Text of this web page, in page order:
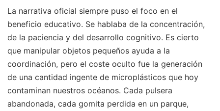
La narrativa oficial siempre puso el foco en el
beneficio educativo. Se hablaba de la concentración,
de la paciencia y del desarrollo cognitivo. Es cierto
que manipular objetos pequeños ayuda a la
coordinación, pero el coste oculto fue la generación
de una cantidad ingente de microplásticos que hoy
contaminan nuestros océanos. Cada pulsera
abandonada, cada gomita perdida en un parque,